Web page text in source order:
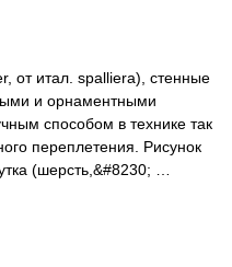
итал. spalliera), стенные
и орнаментными
способом в технике так
переплетения. Рисунок
(шерсть,&#8230; …